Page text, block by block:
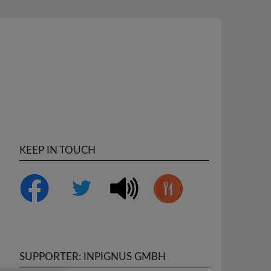
KEEP IN TOUCH
SUPPORTER: INPIGNUS GMBH